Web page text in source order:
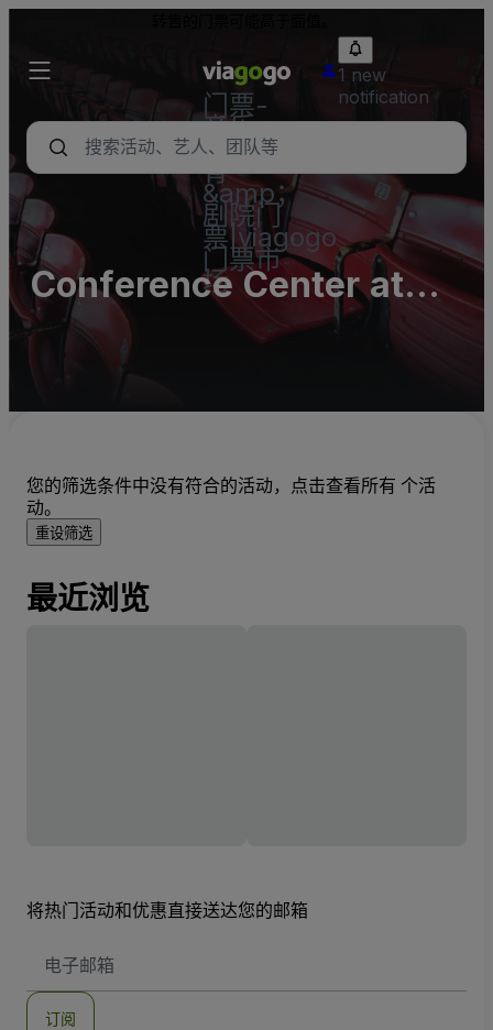
门票-
音乐
会，体
育
&amp；
剧院门
票|viagogo
门票市
场
1 new
notification
Conference Center at
We-Ko-Pa Casino -
(InActive)
您的筛选条件中没有符合的活动，点击查看所有 个活
动。
重设筛选
最近浏览
将热门活动和优惠直接送达您的邮箱
子
地
订阅